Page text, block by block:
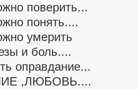
поверить...
понять....
умерить
и боль....
оправдание...
,ЛЮБОВЬ....